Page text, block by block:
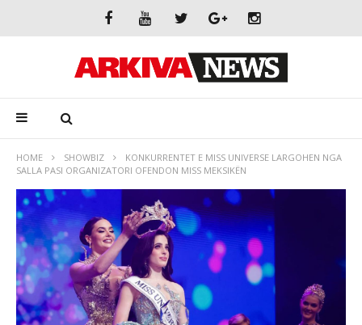
HOME SHOWBIZ
KONKURRENTET E MISS UNIVERSE LARGOHEN NGA
SALLA PASI ORGANIZATORI OFENDON MISS MEKSIKËN